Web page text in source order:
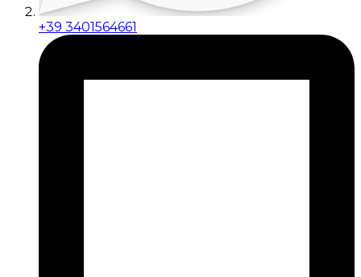
+39 3401564661